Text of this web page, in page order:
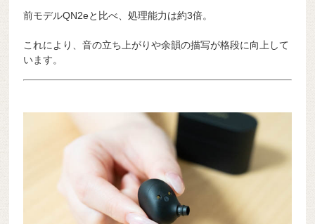
前モデルQN2eと比べ、処理能力は約3倍。
これにより、音の立ち上がりや余韻の描写が格段に向上して
います。